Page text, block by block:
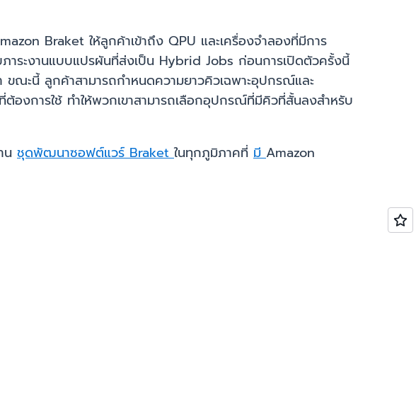
Braket ให้ลูกค้าเข้าถึง QPU และเครื่องจำลองที่มีการ
าระงานแบบแปรผันที่ส่งเป็น Hybrid Jobs ก่อนการเปิดตัวครั้งนี้
ขณะนี้ ลูกค้าสามารถกำหนดความยาวคิวเฉพาะอุปกรณ์และ
งการใช้ ทำให้พวกเขาสามารถเลือกอุปกรณ์ที่มีคิวที่สั้นลงสำหรับ
น ชุดพัฒนาซอฟต์แวร์ Braketในทุกภูมิภาคที่ มีAmazon